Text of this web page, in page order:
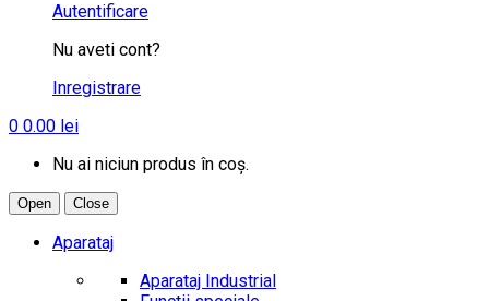
Autentificare
Nu aveti cont?
Inregistrare
0 0.00 lei
Nu ai niciun produs în coș.
Open Close
Aparataj
Aparataj Industrial